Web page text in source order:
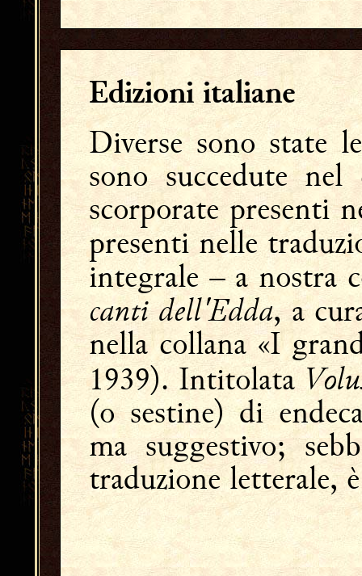
Edizioni italiane
Diverse sono state
sono succedute
scorporate presenti
presenti nelle
integrale – a nostra
canti dell'Edda, a
nella collana «I
1939). Intitolata
(o sestine) di
ma suggestivo;
traduzione letterale,